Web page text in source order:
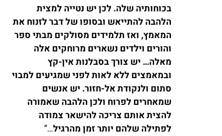
בכוחותיה שלה. לכן יש נטייה למצית
הלהבה להתייאש ובסופו של דבר לזנוח את
המאמץ, ואז תלמידים מסולקים מבתי ספר
והורים וילדים נשארים מרוחקים אלה
מאלה… יש צורך בסבלנות אין-קץ
ובמאמצים ללא לאות לפני שמגיעים למבוי
סתום ולנקודת אל-חזור. יש אנשים
שמאחרים לפרוח ולכן הלהבה שאמורה
להצית אותם צריכה להישאר צמודה
לפתילה שלהם יותר זמן מהרגיל…”